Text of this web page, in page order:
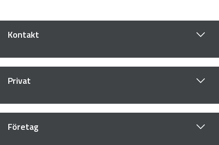
Kontakt
Privat
Företag